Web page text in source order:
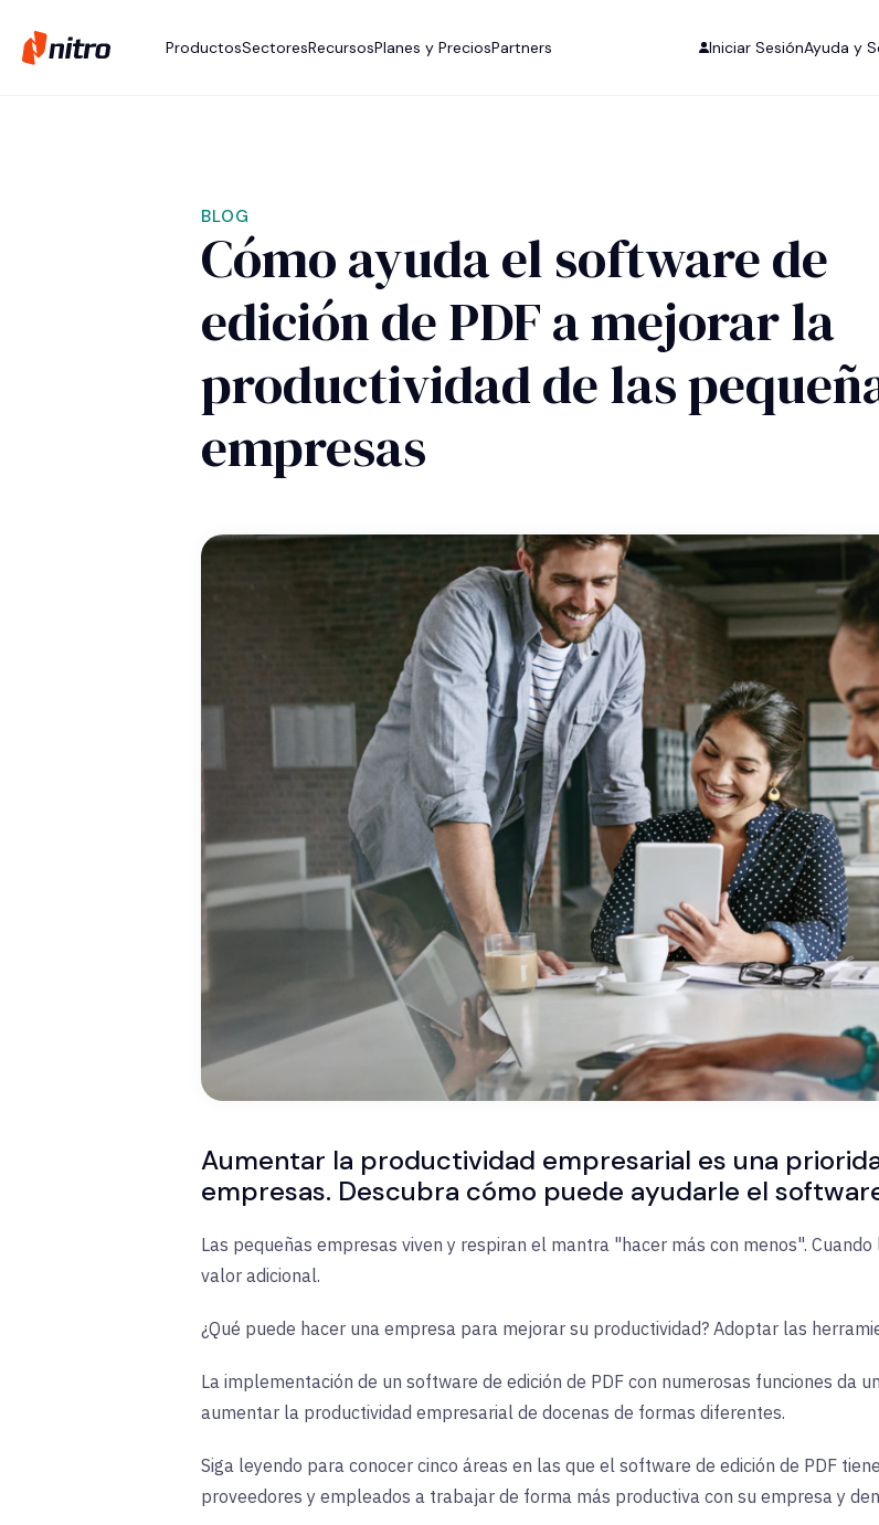
ProductosSectoresRecursosPlanes y PreciosPartners Iniciar SesiónAyuda y
BLOG
Cómo ayuda el software de
edición de PDF a mejorar la
productividad de las
empresas
Aumentar la productividad empresarial es una
empresas. Descubra cómo puede ayudarle el
Las pequeñas empresas viven y respiran el mantra "hacer más con menos".
valor adicional.
¿Qué puede hacer una empresa para mejorar su productividad? Adoptar las
La implementación de un software de edición de PDF con numerosas funciones da
aumentar la productividad empresarial de docenas de formas diferentes.
Siga leyendo para conocer cinco áreas en las que el software de edición de PDF
proveedores y empleados a trabajar de forma más productiva con su empresa y